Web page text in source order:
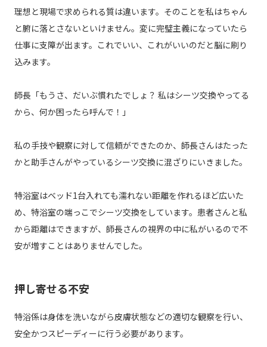
理想と現場で求められる質は違います。そのことを私はちゃん
と腑に落とさないといけません。変に完璧主義になっていたら
仕事に支障が出ます。これでいい、これがいいのだと脳に刷り
込みます。
師長「もうさ、だいぶ慣れたでしょ？ 私はシーツ交換やってる
から、何か困ったら呼んで！」
私の手技や観察に対して信頼ができたのか、師長さんはたった
かと助手さんがやっているシーツ交換に混ざりにいきました。
特浴室はベッド1台入れても濡れない距離を作れるほど広いた
め、特浴室の端っこでシーツ交換をしています。患者さんと私
から距離はできますが、師長さんの視界の中に私がいるので不
安が増すことはありませんでした。
押し寄せる不安
特浴係は身体を洗いながら皮膚状態などの適切な観察を行い、
安全かつスピーディーに行う必要があります。